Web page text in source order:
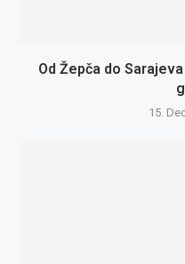
Od Žepča do
15.